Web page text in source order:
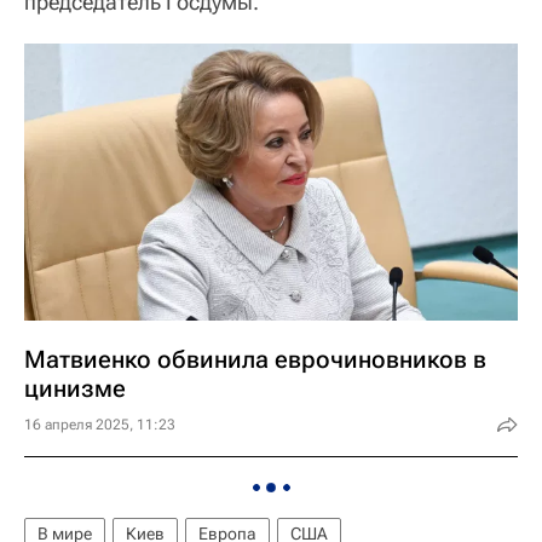
Матвиенко обвинила еврочиновников в
цинизме
16 апреля 2025, 11:23
В мире Киев Европа
США